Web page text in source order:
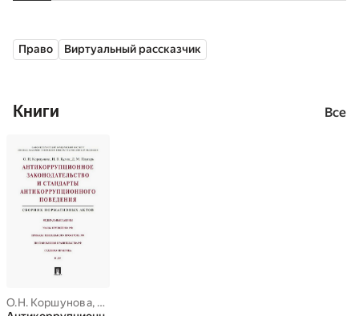
Право Виртуальный рассказчик
Книги Все
О.Н. Коршунова, Д.М. Плугарь